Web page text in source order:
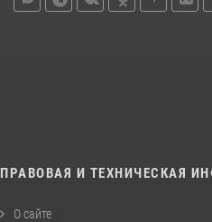
ПРАВОВАЯ И ТЕХНИЧЕСКАЯ
О сайте